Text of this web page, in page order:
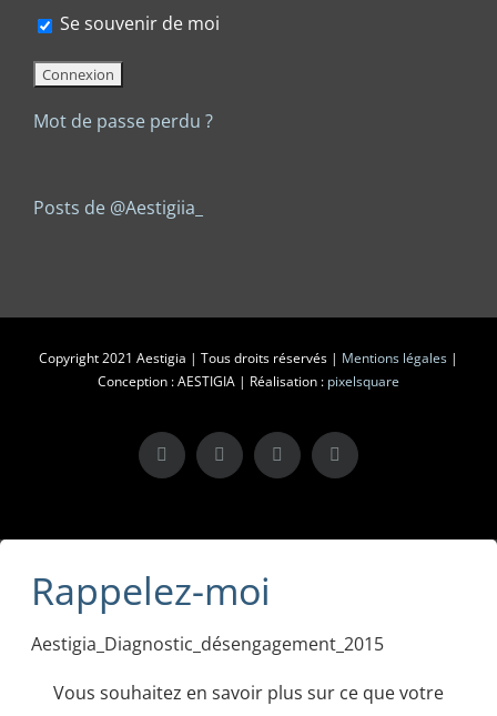
Se souvenir de moi
Mot de passe perdu ?
Posts de @Aestigiia_
Copyright 2021 Aestigia | Tous droits réservés | Mentions légales |
Conception : AESTIGIA | Réalisation : pixelsquare
X LinkedInInstagramFacebook
Rappelez-moi
Aestigia_Diagnostic_désengagement_2015
Vous souhaitez en savoir plus sur ce que votre